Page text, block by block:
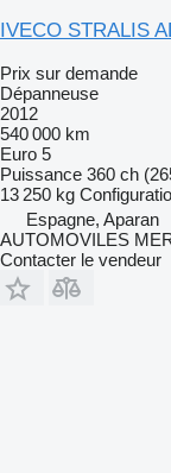
IVECO STRALIS
Prix sur demande
Dépanneuse
2012
540 000 km
Euro 5
Puissance 360 ch
13 250 kg
Espagne, Aparan
AUTOMOVILES
Contacter le vendeur